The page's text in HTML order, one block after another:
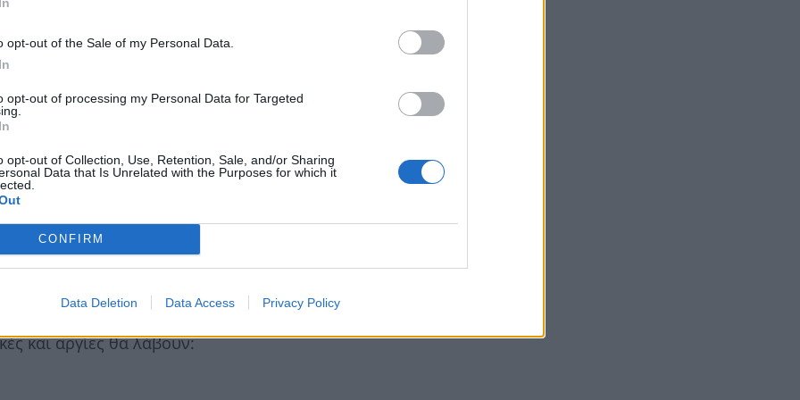
opt-out of the Sale of my Personal Data.
opt-out of processing my Personal Data for Targeted
opt-out of Collection, Use, Retention, Sale, and/or Sharing
Data that Is Unrelated with the Purposes for which it
CONFIRM
Data Deletion Data Access Privacy Policy
ως υποχρεωτικής αργίας
η απασχόληση των εργαζομένων και η
των επιχειρήσεων που επιτρέπεται να
κατά τις Κυριακές και τις αργίες είναι αυτές
στις επιχειρήσεις που κατ’ εξαίρεση
και αργίες θα λάβουν: